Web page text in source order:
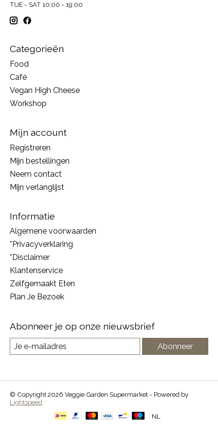
TUE - SAT 10:00 - 19:00
Categorieën
Food
Café
Vegan High Cheese
Workshop
Mijn account
Registreren
Mijn bestellingen
Neem contact
Mijn verlanglijst
Informatie
Algemene voorwaarden
*Privacyverklaring
*Disclaimer
Klantenservice
Zelfgemaakt Eten
Plan Je Bezoek
Abonneer je op onze nieuwsbrief
Abonneer
© Copyright 2026 Veggie Garden Supermarket - Powered by
Lightspeed
NL